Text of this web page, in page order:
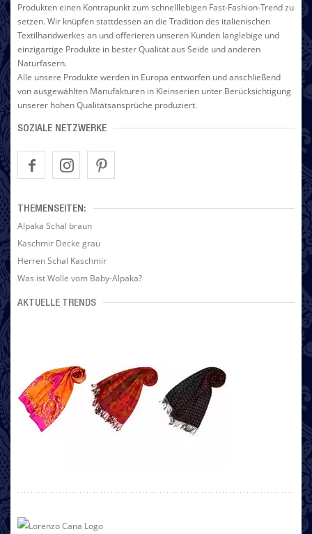
Produkten einen Kontrapunkt zum schnelllebigen Fast-Fashion-Trend zu
setzen. Wir knüpfen stattdessen an die Tradition des italienischen
Textilhandwerkes an und offerieren unseren Kunden langlebige und
einzigartige Produkte in bester Qualität aus Seide und anderen
Naturfasern.
Alle unsere Produkte werden in Europa entworfen und anschließend
von ausgewählten Manufakturen in Kleinserien unter Berücksichtigung
unserer hohen Qualitätsansprüche produziert.
SOZIALE NETZWERKE
THEMENSEITEN:
Alpaka Schal braun
Kaschmir Decke grau
Herren Schal Kaschmir
Was ist Wolle vom Baby-Alpaka?
AKTUELLE TRENDS